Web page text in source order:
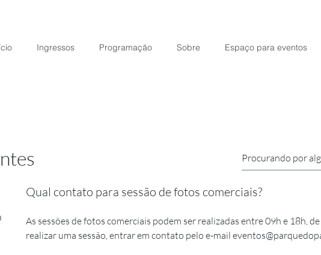
Ingressos Programação Sobre Espaço para eventos
Qual contato para sessão de fotos comerciais?
As sessões de fotos comerciais podem ser realizadas entre 09h e 18h,
realizar uma sessão, entrar em contato pelo e-mail